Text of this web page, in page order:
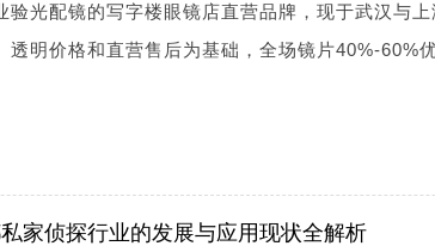
验光配镜的写字楼眼镜店直营品牌，现于武汉与上
透明价格和直营售后为基础，全场镜片40%-60%
家侦探行业的发展与应用现状全解析